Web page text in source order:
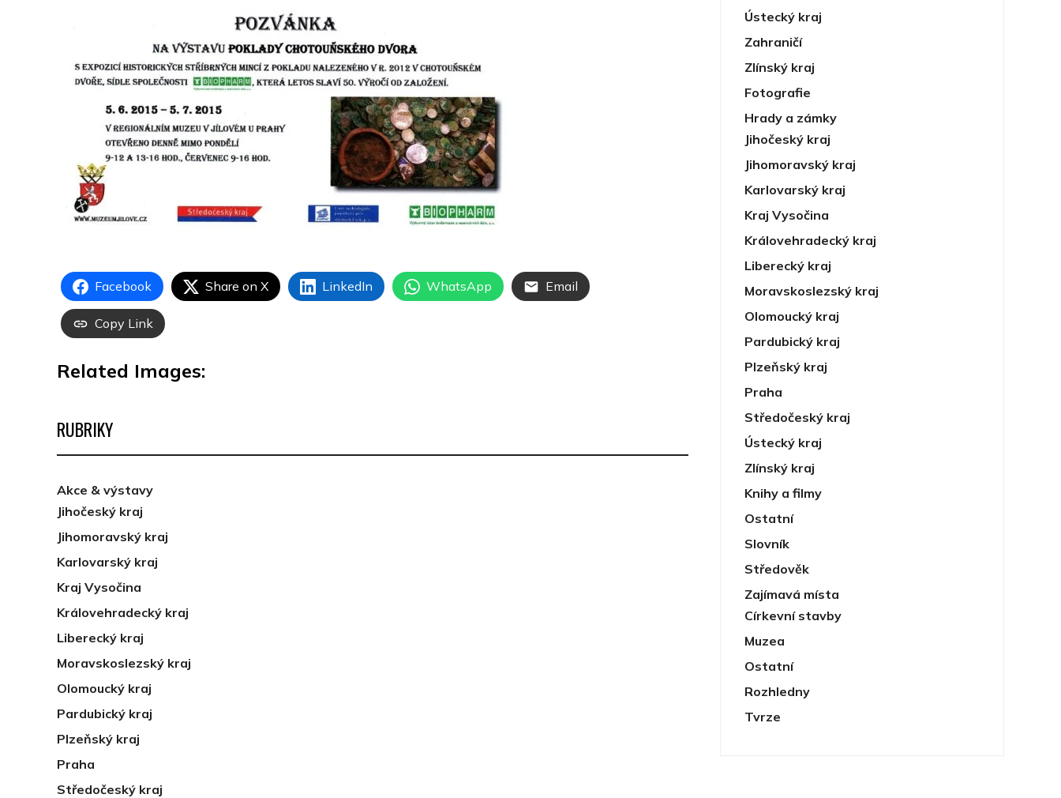
Facebook Share on X LinkedIn WhatsApp Email
Copy Link
Related Images:
RUBRIKY
Akce & výstavy
Jihočeský kraj
Jihomoravský kraj
Karlovarský kraj
Kraj Vysočina
Královehradecký kraj
Liberecký kraj
Moravskoslezský kraj
Olomoucký kraj
Pardubický kraj
Plzeňský kraj
Praha
Středočeský kraj
Ústecký kraj
Zahraničí
Zlínský kraj
Fotografie
Hrady a zámky
Jihočeský kraj
Jihomoravský kraj
Karlovarský kraj
Kraj Vysočina
Královehradecký kraj
Liberecký kraj
Moravskoslezský kraj
Olomoucký kraj
Pardubický kraj
Plzeňský kraj
Praha
Středočeský kraj
Ústecký kraj
Zlínský kraj
Knihy a filmy
Ostatní
Slovník
Středověk
Zajímavá místa
Církevní stavby
Muzea
Ostatní
Rozhledny
Tvrze